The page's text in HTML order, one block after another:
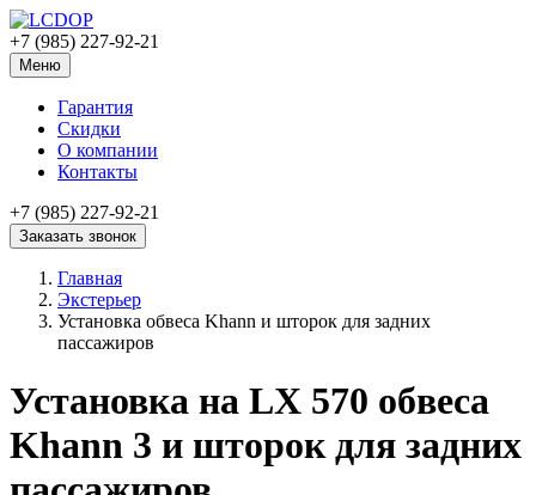
+7 (985) 227-92-21
Меню
Гарантия
Скидки
О компании
Контакты
+7 (985) 227-92-21
Заказать звонок
Главная
Экстерьер
Установка обвеса Khann и шторок для задних
пассажиров
Установка на LX 570 обвеса
Khann 3 и шторок для задних